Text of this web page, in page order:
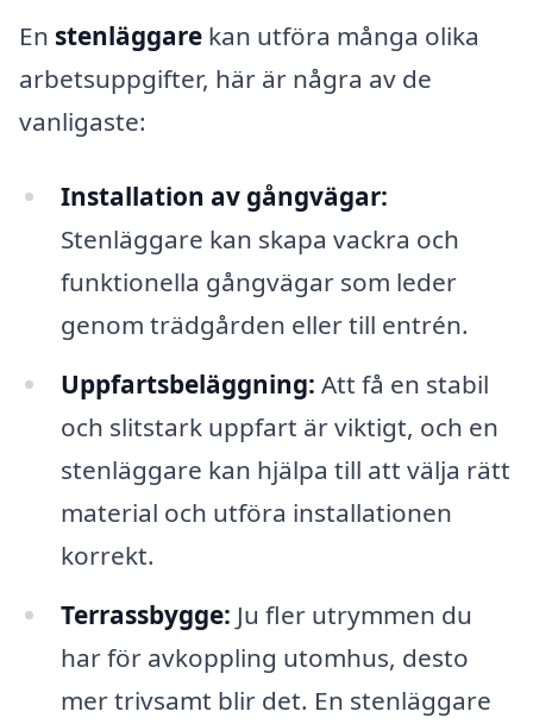
En stenläggare kan utföra många olika
arbetsuppgifter, här är några av de
vanligaste:
Installation av gångvägar:
Stenläggare kan skapa vackra och
funktionella gångvägar som leder
genom trädgården eller till entrén.
Uppfartsbeläggning: Att få en stabil
och slitstark uppfart är viktigt, och en
stenläggare kan hjälpa till att välja rätt
material och utföra installationen
korrekt.
Terrassbygge: Ju fler utrymmen du
har för avkoppling utomhus, desto
mer trivsamt blir det. En stenläggare